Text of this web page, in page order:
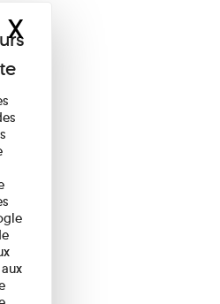
XMasquer le